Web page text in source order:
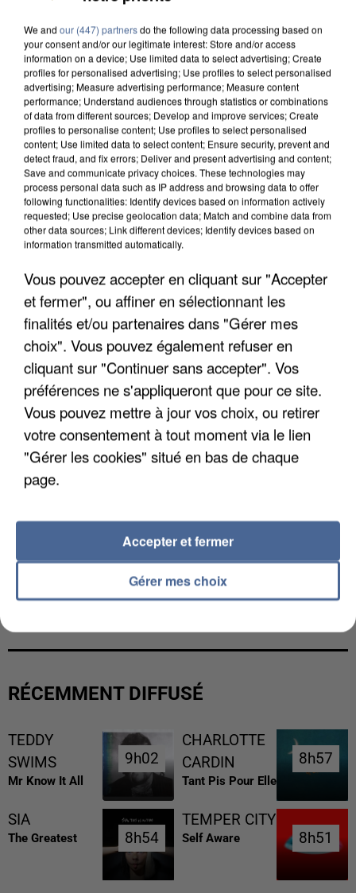
UNE TOURISTE DE L’OISE EMPORTÉE PAR UNE
COULÉE DE BOUE EN HAUTE-SAVOIE
LES DONNÉES DE 300 000 CLIENTS DÉROBÉES À
RÉCEMMENT DIFFUSÉ
TEDDY
SWIMS
Mr Know It All
9h02
9h02
CHARLOTTE
CARDIN
Tant Pis Pour Elle
8h57
8h57
SIA
The Greatest 8h54
8h54
TEMPER CITY
Self Aware 8h51
8h51
We and our (447) partnersdo the following data processing based on
your consent and/or our legitimate interest: Store and/or access
information on a device; Use limited data to select advertising; Create
profiles for personalised advertising; Use profiles to select personalised
advertising; Measure advertising performance; Measure content
performance; Understand audiences through statistics or combinations
of data from different sources; Develop and improve services; Create
profiles to personalise content; Use profiles to select personalised
content; Use limited data to select content; Ensure security, prevent and
detect fraud, and fix errors; Deliver and present advertising and content;
Save and communicate privacy choices. These technologies may
process personal data such as IP address and browsing data to offer
following functionalities: Identify devices based on information actively
requested; Use precise geolocation data; Match and combine data from
other data sources; Link different devices; Identify devices based on
information transmitted automatically.
Vous pouvez accepter en cliquant sur "Accepter
et fermer", ou affiner en sélectionnant les
finalités et/ou partenaires dans "Gérer mes
choix". Vous pouvez également refuser en
cliquant sur "Continuer sans accepter". Vos
préférences ne s'appliqueront que pour ce site.
Vous pouvez mettre à jour vos choix, ou retirer
votre consentement à tout moment via le lien
"Gérer les cookies" situé en bas de chaque
page.
Gérer mes choix
Accepter et fermer